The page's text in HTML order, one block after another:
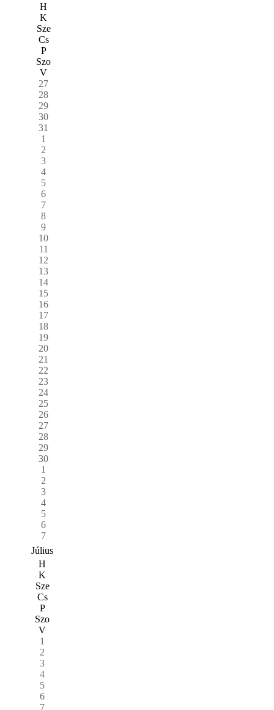
H
K
Sze
Cs
P
Szo
V
27
28
29
30
31
1
2
3
4
5
6
7
8
9
10
11
12
13
14
15
16
17
18
19
20
21
22
23
24
25
26
27
28
29
30
1
2
3
4
5
6
7
Július
H
K
Sze
Cs
P
Szo
V
1
2
3
4
5
6
7